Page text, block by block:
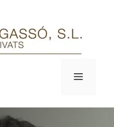
Menú